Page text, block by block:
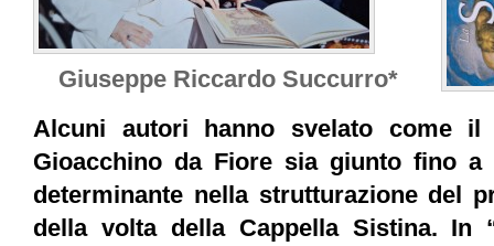
Giuseppe Riccardo Succurro*
Alcuni autori hanno svelato come
Gioacchino da Fiore sia giunto fino a
determinante nella strutturazione del
della volta della Cappella Sistina. In